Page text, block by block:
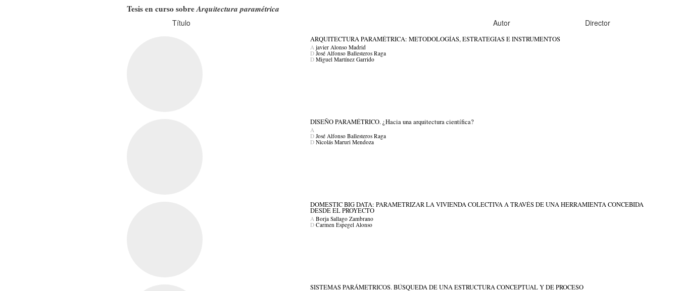
Tesis en curso sobreArquitectura paramétrica
Título Autor Director
ARQUITECTURA PARAMÉTRICA: METODOLOGÍAS, ESTRATEGIAS E INSTRUMENTOS
A javier Alonso Madrid
DJosé Alfonso Ballesteros Raga
D Miguel Martínez Garrido
DISEÑO PARAMÉTRICO. ¿Hacia una arquitectura científica?
A
D José Alfonso Ballesteros Raga
D Nicolás Maruri Mendoza
DOMESTIC BIG DATA: PARAMETRIZAR LA VIVIENDA COLECTIVA A TRAVÉS DE UNA HERRAMIENTA CONCEBIDA
DESDE EL PROYECTO
A Borja Sallago Zambrano
D Carmen Espegel Alonso
SISTEMAS PARÁMETRICOS. BÚSQUEDA DE UNA ESTRUCTURA CONCEPTUAL Y DE PROCESO